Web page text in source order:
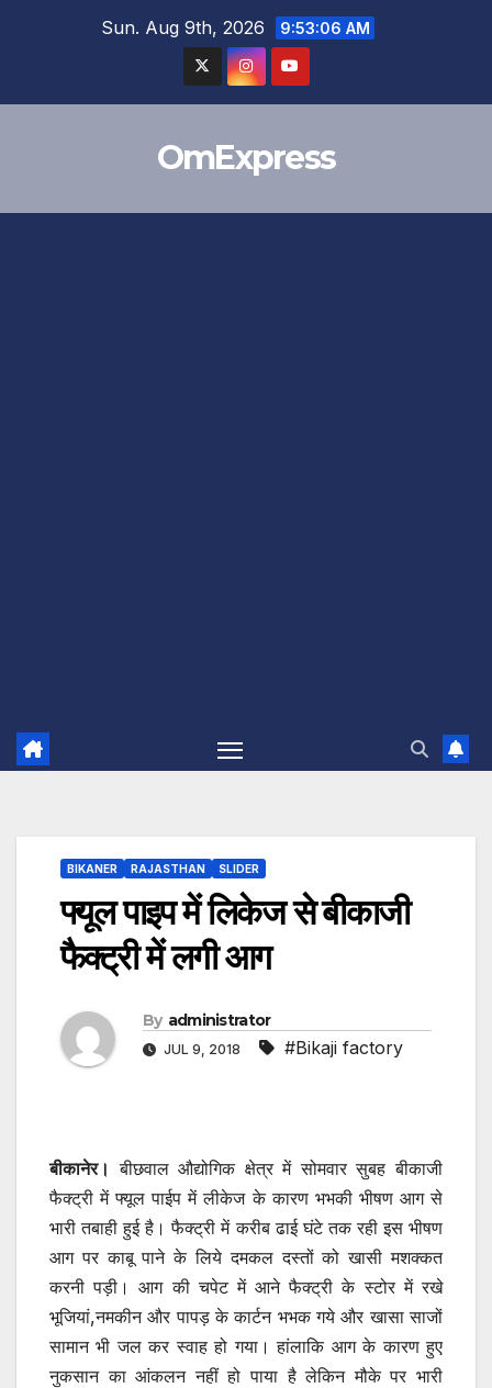
Sun. Aug 9th, 2026 9:53:07 AM
OmExpress
BIKANER RAJASTHAN SLIDER
फ्यूल पाइप में लिकेज से बीकाजी
फैक्ट्री में लगी आग
By administrator
JUL 9, 2018 #Bikaji factory
बीकानेर। बीछवाल औद्योगिक क्षेत्र में सोमवार सुबह बीकाजी
फैक्ट्री में फ्यूल पाईप में लीकेज के कारण भभकी भीषण आग से
भारी तबाही हुई है। फैक्ट्री में करीब ढाई घंटे तक रही इस भीषण
आग पर काबू पाने के लिये दमकल दस्तों को खासी मशक्कत
करनी पड़ी। आग की चपेट में आने फैक्ट्री के स्टोर में रखे
भूजियां,नमकीन और पापड़ के कार्टन भभक गये और खासा साजों
सामान भी जल कर स्वाह हो गया। हांलाकि आग के कारण हुए
नुकसान का आंकलन नहीं हो पाया है लेकिन मौके पर भारी